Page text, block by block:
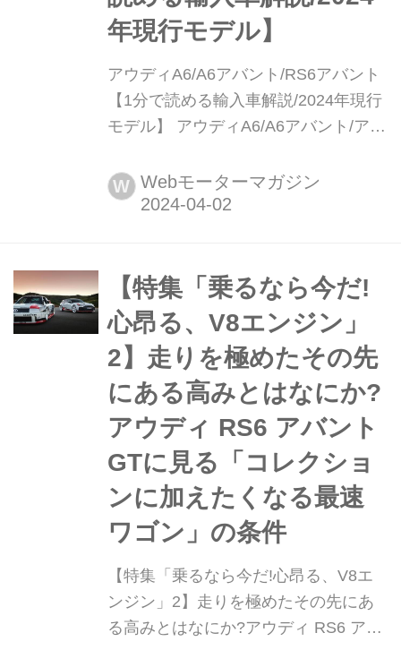
年現行モデル】
アウディA6/A6アバント/RS6アバント
【1分で読める輸入車解説/2024年現行
モデル】 アウディA6/A6アバント/アバ
現行モデル発表日:2019年3月12日車両
価格:795万円〜1910万円
W Webモーターマガジン
【特集「乗るなら今だ!
心昂る、V8エンジン」
2】走りを極めたその先
にある高みとはなにか?
アウディ RS6 アバント
GTに見る「コレクショ
ンに加えたくなる最速
ワゴン」の条件
【特集「乗るなら今だ!心昂る、V8エ
ンジン」2】走りを極めたその先にあ
る高みとはなにか?アウディ RS6 アバ